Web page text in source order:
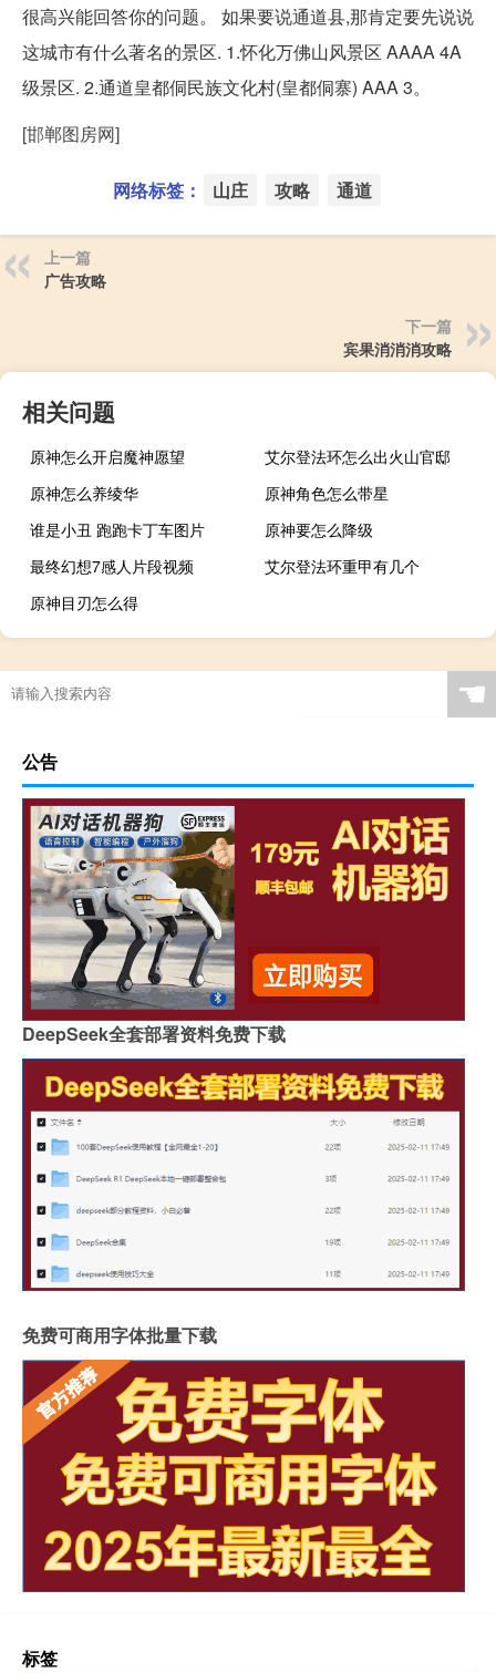
很高兴能回答你的问题。 如果要说通道县,那肯定要先说说
这城市有什么著名的景区. 1.怀化万佛山风景区 AAAA 4A
级景区. 2.通道皇都侗民族文化村(皇都侗寨) AAA 3。
[邯郸图房网]
网络标签： 山庄 攻略 通道
上一篇
广告攻略
下一篇
宾果消消消攻略
相关问题
原神怎么开启魔神愿望
艾尔登法环怎么出火山官邸
原神怎么养绫华
原神角色怎么带星
谁是小丑 跑跑卡丁车图片
原神要怎么降级
最终幻想7感人片段视频
艾尔登法环重甲有几个
原神目刃怎么得
☚
公告
DeepSeek全套部署资料免费下载
免费可商用字体批量下载
标签